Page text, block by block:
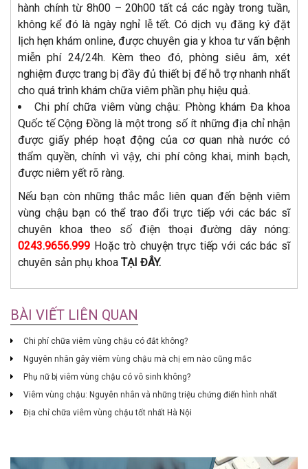
hành chính từ 8h00 – 20h00 tất cả các ngày trong tuần,
không kể đó là ngày nghỉ lễ tết. Có dịch vụ đăng ký đặt
lịch hẹn khám online, được chuyên gia y khoa tư vấn bệnh
miễn phí 24/24h. Kèm theo đó, phòng siêu âm, xét
nghiệm được trang bị đầy đủ thiết bị để hỗ trợ nhanh nhất
cho quá trình khám chữa viêm phần phụ hiệu quả.
Chi phí chữa viêm vùng chậu: Phòng khám Đa khoa
Quốc tế Cộng Đồng là một trong số ít những địa chỉ nhận
được giấy phép hoạt động của cơ quan nhà nước có
thẩm quyền, chính vì vậy, chi phí công khai, minh bạch,
được niêm yết rõ ràng.
Nếu bạn còn những thắc mắc liên quan đến bệnh viêm
vùng chậu bạn có thể trao đổi trực tiếp với các bác sĩ
chuyên khoa theo số điện thoại đường dây nóng:
0243.9656.999 Hoặc trò chuyện trực tiếp với các bác sĩ
chuyên sản phụ khoa TẠI ĐÂY.
BÀI VIẾT LIÊN QUAN
Chi phí chữa viêm vùng chậu có đắt không?
Nguyên nhân gây viêm vùng chậu mà chị em nào cũng mắc
Phụ nữ bị viêm vùng chậu có vô sinh không?
Viêm vùng chậu: Nguyên nhân và những triệu chứng điển hình nhất
Địa chỉ chữa viêm vùng chậu tốt nhất Hà Nội